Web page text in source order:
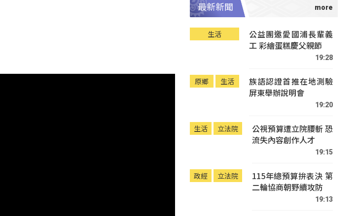
最新新聞
生活
公益團邀愛國浦長輩義
工 彩繪蛋糕慶父親節
19:28
原鄉 生活
族語認證首推在地測驗
屏東舉辦說明會
19:20
生活 立法院
公視預算遭立院腰斬 恐
流失內容創作人才
19:15
政經 立法院
115年總預算拚表決 第
二輪協商朝野續攻防
19:13